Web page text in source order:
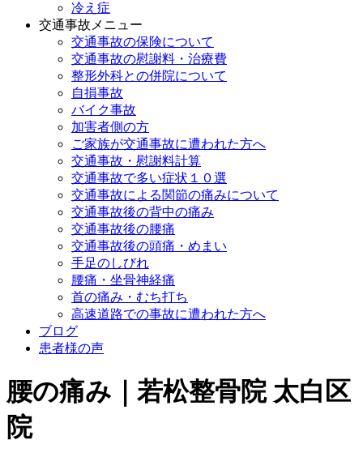
冷え症
交通事故メニュー
交通事故の保険について
交通事故の慰謝料・治療費
整形外科との併院について
自損事故
バイク事故
加害者側の方
ご家族が交通事故に遭われた方へ
交通事故・慰謝料計算
交通事故で多い症状１０選
交通事故による関節の痛みについて
交通事故後の背中の痛み
交通事故後の腰痛
交通事故後の頭痛・めまい
手足のしびれ
腰痛・坐骨神経痛
首の痛み・むち打ち
高速道路での事故に遭われた方へ
ブログ
患者様の声
腰の痛み｜若松整骨院 太白区
院